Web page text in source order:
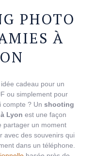
PHOTO
À
cadeau pour un
ou simplement pour
compte ? Un shooting
Lyon est une façon
partager un moment
avec des souvenirs qui
dans un téléphone.